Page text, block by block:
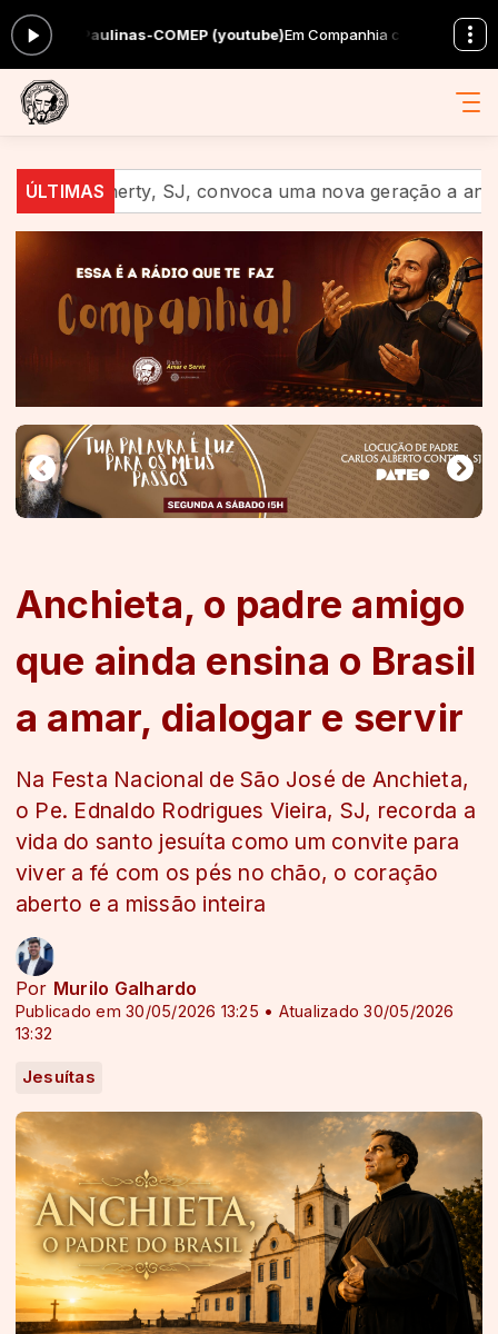
COMEP (youtube)Em Companhia com Equipe Amar e Servir das
ÚLTIMAS
SJ, convoca uma nova geração a anunciar Jesus
Anchieta, o padre amigo
que ainda ensina o Brasil
a amar, dialogar e servir
Na Festa Nacional de São José de Anchieta,
o Pe. Ednaldo Rodrigues Vieira, SJ, recorda a
vida do santo jesuíta como um convite para
viver a fé com os pés no chão, o coração
aberto e a missão inteira
Por Murilo Galhardo
Publicado em 30/05/2026 13:25 • Atualizado 30/05/2026
13:32
Jesuítas